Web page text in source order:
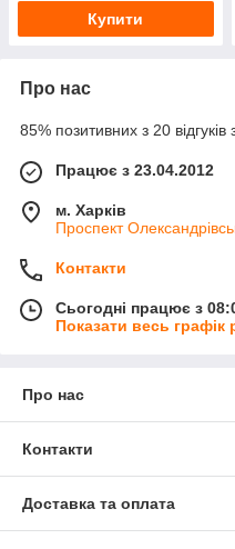
Купити
Про нас
85% позитивних з 20 відгуків
Працює з 23.04.2012
м. Харків
Проспект
Контакти
Сьогодні працює з
Показати весь графік
Про нас
Контакти
Доставка та оплата